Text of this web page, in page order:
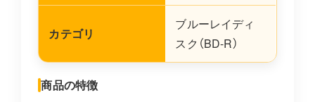
カテゴリ
ブルーレイディ
スク（BD-R）
商品の特徴